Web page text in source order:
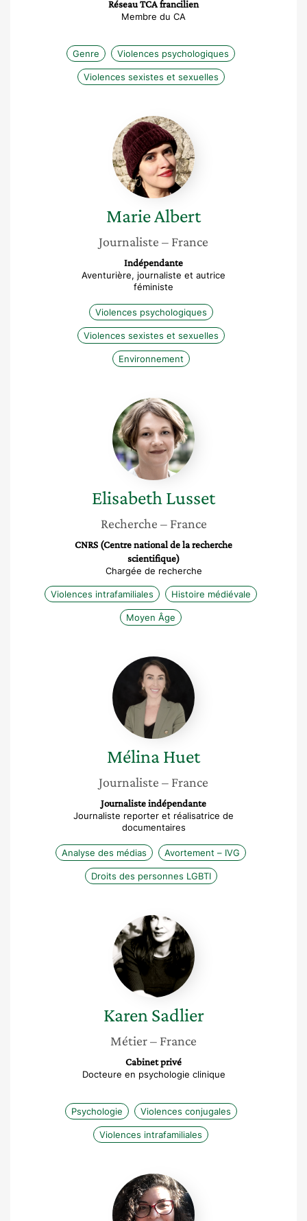
Réseau TCA francilien
Membre du CA
Genre Violences psychologiques
Violences sexistes et sexuelles
Marie
Albert
MarieAlbert
Journaliste – France
Indépendante
Aventurière, journaliste et autrice
féministe
Violences psychologiques
Violences sexistes et sexuelles
Environnement
Elisabeth
Lusset
Elisabeth Lusset
Recherche – France
CNRS (Centre national de la recherche
scientifique)
Chargée de recherche
Violences intrafamiliales Histoire médiévale
Moyen Âge
Mélina
Huet
MélinaHuet
Journaliste – France
Journaliste indépendante
Journaliste reporter et réalisatrice de
documentaires
Analyse des médias Avortement – IVG
Droits des personnes LGBTI
Karen
Sadlier
Karen Sadlier
Métier– France
Cabinet privé
Docteure en psychologie clinique
Psychologie Violences conjugales
Violences intrafamiliales
Myriam
Hernández
Orellana